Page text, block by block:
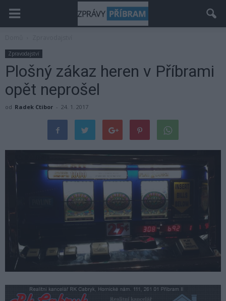
Zpravodajství
Plošný zákaz heren v Příbrami
opět neprošel
od Radek Ctibor - 24. 1. 2017